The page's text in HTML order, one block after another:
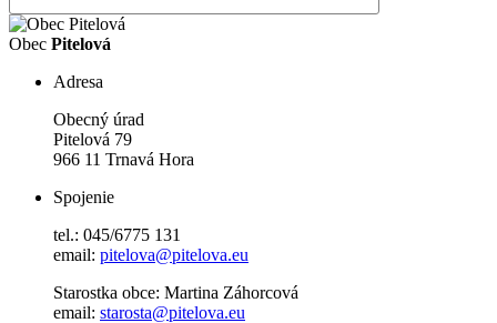
Obec Pitelová
Adresa
Obecný úrad
Pitelová 79
966 11 Trnavá Hora
Spojenie
tel.: 045/6775 131
email: pitelova@pitelova.eu
Starostka obce: Martina Záhorcová
email: starosta@pitelova.eu